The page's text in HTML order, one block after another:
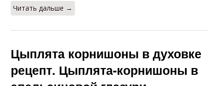
Читать дальше →
Цыплята корнишоны в духовке
рецепт. Цыплята-корнишоны в